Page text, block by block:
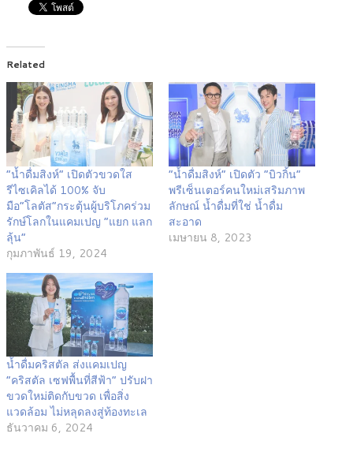
Related
“น้ำดื่มสิงห์” เปิดตัวขวดใส
รีไซเคิลได้ 100% จับ
มือ“โลตัส”กระตุ้นผู้บริโภคร่วม
รักษ์โลกในแคมเปญ “แยก แลก
ลุ้น”
กุมภาพันธ์ 19, 2024
“น้ำดื่มสิงห์” เปิดตัว “บิวกิ้น”
พรีเซ็นเตอร์คนใหม่เสริมภาพ
ลักษณ์ น้ำดื่มที่ใช่ น้ำดื่ม
สะอาด
เมษายน 8, 2023
น้ำดื่มคริสตัล ส่งแคมเปญ
“คริสตัล เซฟพื้นที่สีฟ้า” ปรับฝา
ขวดใหม่ติดกับขวด เพื่อสิ่ง
แวดล้อม ไม่หลุดลงสู่ท้องทะเล
ธันวาคม 6, 2024